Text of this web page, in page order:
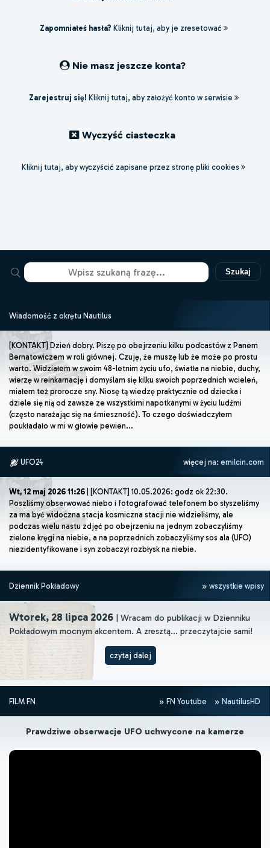
Zapomniałeś hasła? Kliknij tutaj, aby je zresetować
Nie masz jeszcze konta?
Zarejestruj się! Kliknij tutaj, aby założyć konto w serwisie
Wyczyść ciasteczka
Kliknij tutaj, aby wyczyścić zapisane przez stronę pliki cookies
Szukaj
Wiadomość z okrętu Nautilus
[KONTAKT] Dzień dobry. Piszę po obejrzeniu kilku podcastów z Panem
Bernatowiczem w roli głównej. Czuję, że muszę lub że może po prostu
warto. Widziałem w swoim 48-letnim życiu ufo, światła na niebie, duchy,
wierzę w reinkarnację i domyślam się kilku swoich poprzednich wcieleń,
miałem też prorocze sny. Niosę tą wiedzę praktycznie od dziecka i
dziele się nią od zawsze ze wszystkimi napotkanymi w życiu ludźmi
(często narażając się na śmieszność). To czego doświadczyłem
poukładało w mi w głowie pewien...
UFO24 więcej na: emilcin.com
Wt, 12 maj 2026 11:26 | [KONTAKT] 10.05.2026: godz ok 22:30.
Poszliśmy obserwować niebo i fotografować telefonem bo słyszeliśmy
za ma być widoczna stacja kosmiczna stacji nie widzieliśmy, ale
podczas wielu nastu zdjęć po obejrzeniu na jednym zobaczyliśmy
zielone kręgi na niebie, a na poprzednich zobaczyliśmy sos ala (UFO)
niezidentyfikowane i syn zobaczył rozbłysk na niebie.
Dziennik Pokładowy wszystkie wpisy
Wtorek, 28 lipca 2026 | Wracam do publikacji w Dzienniku
Pokładowym mocnym akcentem. A zresztą... przeczytajcie sami!
czytaj dalej
FILM FN FN Youtube NautilusHD
Prawdziwe obserwacje UFO uchwycone na kamerze